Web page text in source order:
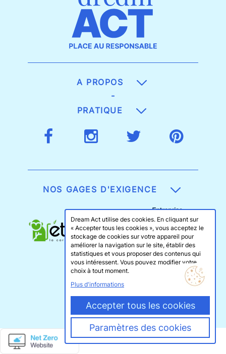
A PROPOS
-
PRATIQUE
NOS GAGES D'EXIGENCE
Dream Act utilise des cookies. En cliquant sur
« Accepter tous les cookies », vous acceptez le
stockage de cookies sur votre appareil pour
améliorer la navigation sur le site, établir des
statistiques et vous proposer des contenus qui
vous intéressent. Vous pouvez modifier votre
choix à tout moment.
Plus d'informations
Accepter tous les cookies
Paramètres des cookies